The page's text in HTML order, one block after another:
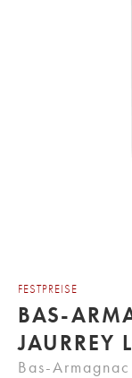
FESTPREISE
BAS-
Bas-